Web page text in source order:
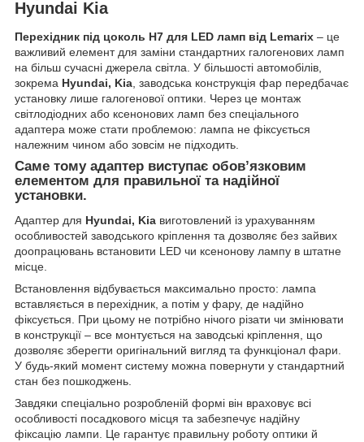
Hyundai Kia
Перехідник під цоколь H7 для LED ламп від Lemarix – це
важливий елемент для заміни стандартних галогенових ламп
на більш сучасні джерела світла. У більшості автомобілів,
зокрема Hyundai, Kia, заводська конструкція фар передбачає
установку лише галогенової оптики. Через це монтаж
світлодіодних або ксенонових ламп без спеціального
адаптера може стати проблемою: лампа не фіксується
належним чином або зовсім не підходить.
Саме тому адаптер виступає обов’язковим
елементом для правильної та надійної
установки.
Адаптер для Hyundai, Kia виготовлений із урахуванням
особливостей заводського кріплення та дозволяє без зайвих
доопрацювань встановити LED чи ксенонову лампу в штатне
місце.
Встановлення відбувається максимально просто: лампа
вставляється в перехідник, а потім у фару, де надійно
фіксується. При цьому не потрібно нічого різати чи змінювати
в конструкції – все монтується на заводські кріплення, що
дозволяє зберегти оригінальний вигляд та функціонал фари.
У будь-який момент систему можна повернути у стандартний
стан без пошкоджень.
Завдяки спеціально розробленій формі він враховує всі
особливості посадкового місця та забезпечує надійну
фіксацію лампи. Це гарантує правильну роботу оптики й